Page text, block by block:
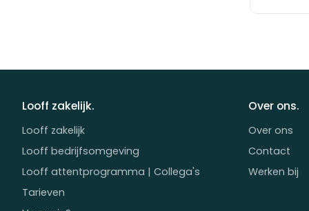
Looff zakelijk.
Looff zakelijk
Looff bedrijfsomgeving
Looff attentprogramma | Collega's
Tarieven
Over ons.
Over ons
Contact
Werken bij